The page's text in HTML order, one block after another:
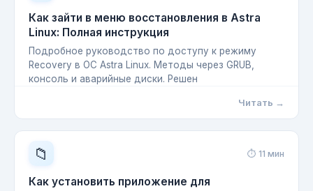
Как зайти в меню восстановления в Astra
Linux: Полная инструкция
Подробное руководство по доступу к режиму
Recovery в ОС Astra Linux. Методы через GRUB,
консоль и аварийные диски. Решен
Читать →
📁 ⏱ 11 мин
Как установить приложение для